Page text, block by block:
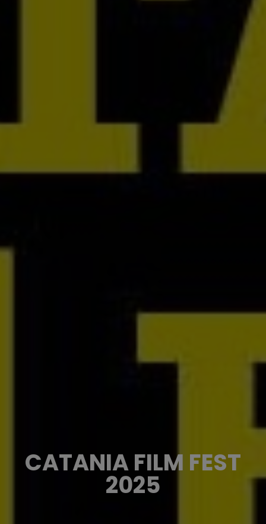
CATANIA FILM FEST
2025